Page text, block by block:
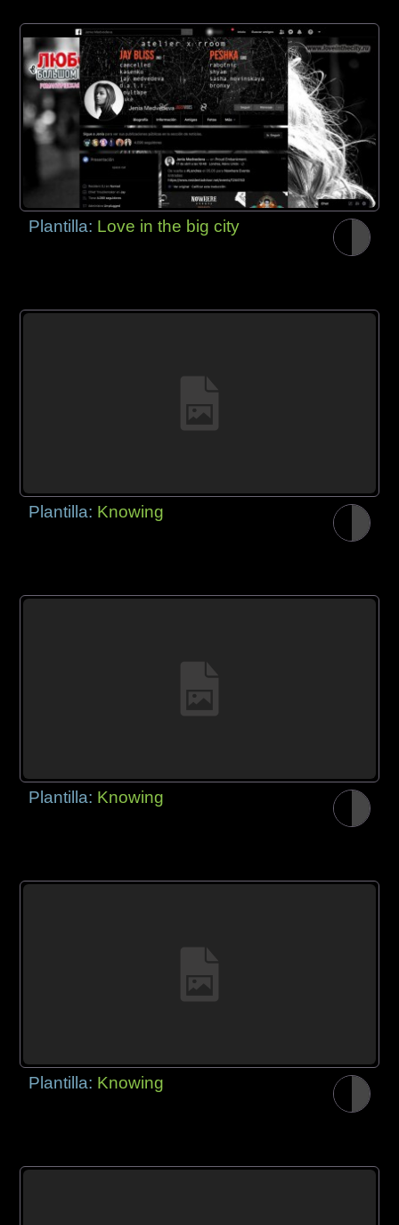
Plantilla: Love in the big city
Plantilla: Knowing
Plantilla: Knowing
Plantilla: Knowing